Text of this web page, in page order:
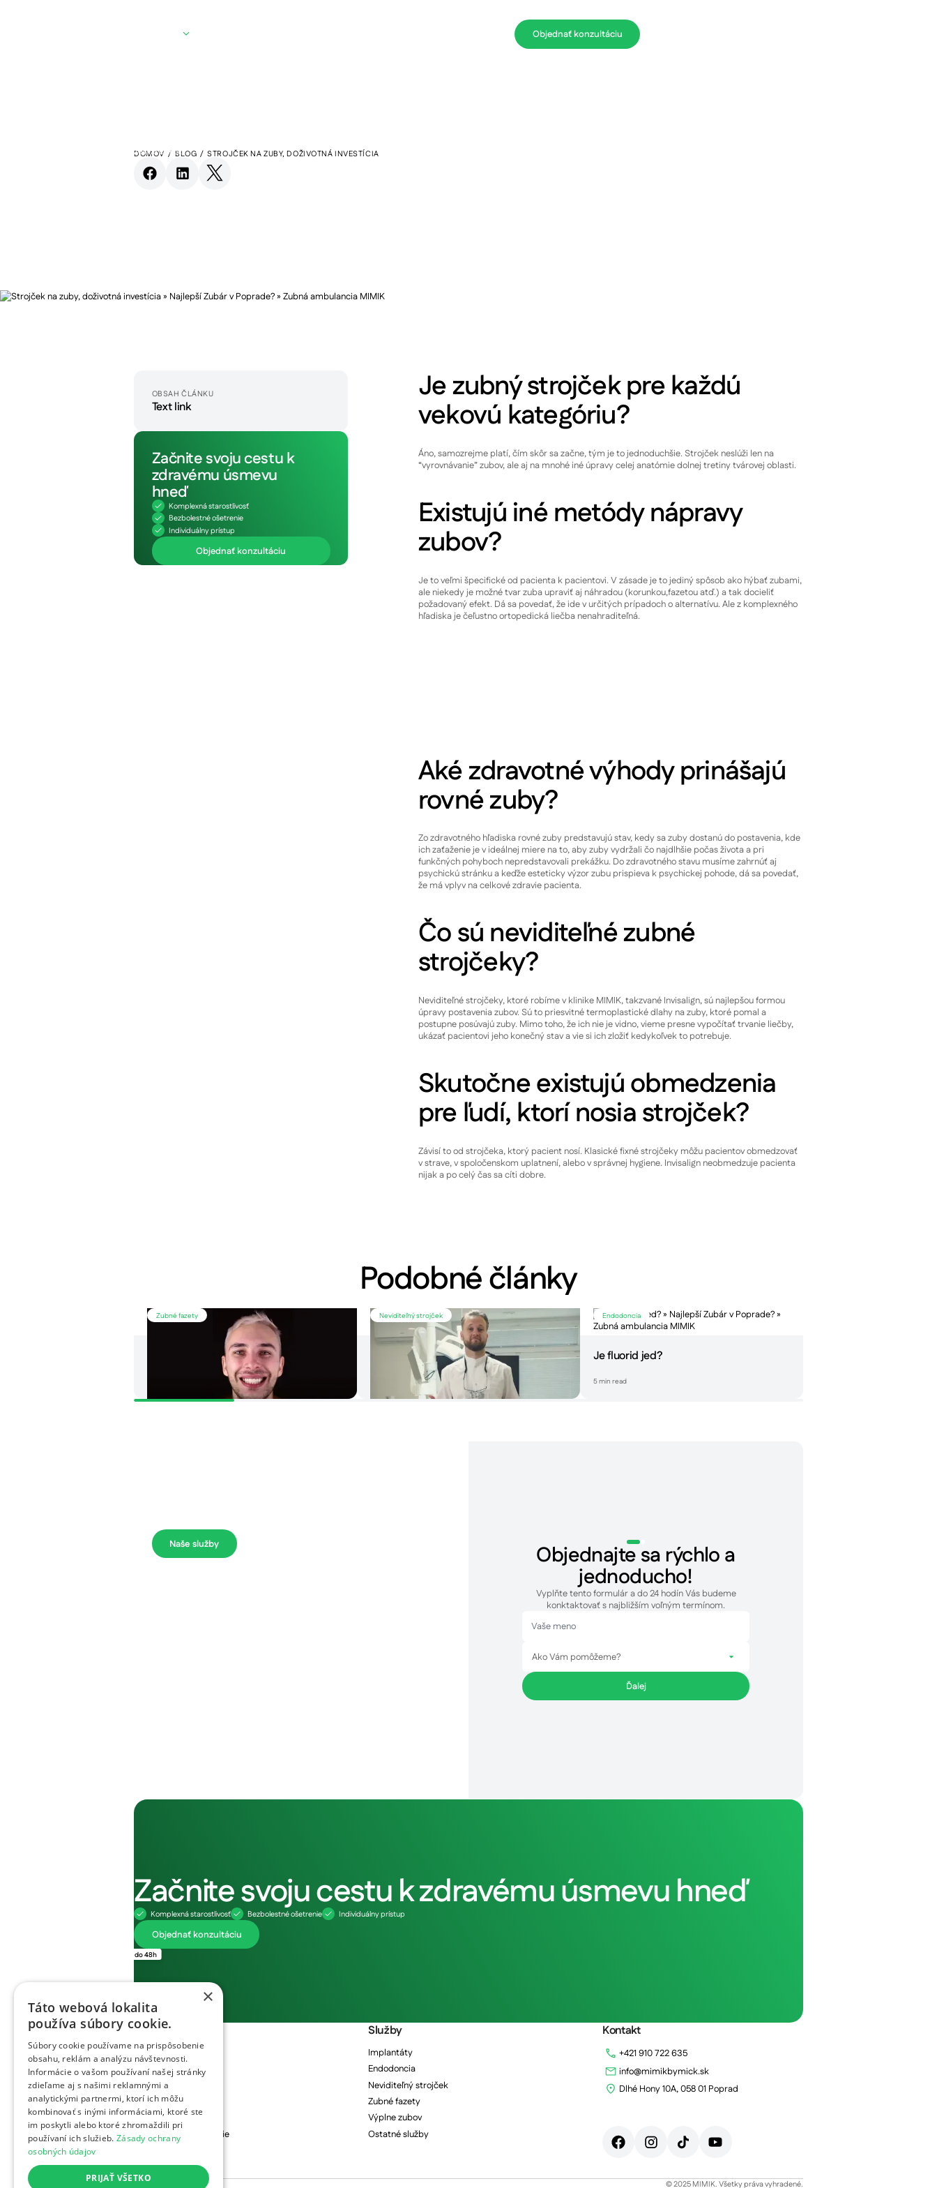
+421 910 722 635 Objednať konzultáciu
DOMOV / BLOG
BLOG / STROJČEK NA ZUBY, DOŽIVOTNÁ INVESTÍCIA
Strojček na zuby, doživotná
Zdieľať článok
OBSAH ČLÁNKU
Text link
Začnite svoju cestu k
zdravému úsmevu
hneď
Komplexná starostlivosť
Bezbolestné ošetrenie
Individuálny prístup
Objednať konzultáciu
Je zubný strojček pre každú
vekovú kategóriu?
Áno, samozrejme platí, čím skôr sa začne, tým je to jednoduchšie. Strojček neslúži len na
“vyrovnávanie” zubov, ale aj na mnohé iné úpravy celej anatómie dolnej tretiny tvárovej oblasti.
Existujú iné metódy nápravy
zubov?
Je to veľmi špecifické od pacienta k pacientovi. V zásade je to jediný spôsob ako hýbať zubami,
ale niekedy je možné tvar zuba upraviť aj náhradou (korunkou,fazetou atď.) a tak docieliť
požadovaný efekt. Dá sa povedať, že ide v určitých prípadoch o alternatívu. Ale z komplexného
hľadiska je čeľustno ortopedická liečba nenahraditeľná.
Aké zdravotné výhody prinášajú
rovné zuby?
Zo zdravotného hľadiska rovné zuby predstavujú stav, kedy sa zuby dostanú do postavenia, kde
ich zaťaženie je v ideálnej miere na to, aby zuby vydržali čo najdlhšie počas života a pri
funkčných pohyboch nepredstavovali prekážku. Do zdravotného stavu musíme zahrnúť aj
psychickú stránku a keďže esteticky výzor zubu prispieva k psychickej pohode, dá sa povedať,
že má vplyv na celkové zdravie pacienta.
Čo sú neviditeľné zubné
strojčeky?
Neviditeľné strojčeky, ktoré robíme v klinike MIMIK, takzvané Invisalign, sú najlepšou formou
úpravy postavenia zubov. Sú to priesvitné termoplastické dlahy na zuby, ktoré pomal a
postupne posúvajú zuby. Mimo toho, že ich nie je vidno, vieme presne vypočítať trvanie liečby,
ukázať pacientovi jeho konečný stav a vie si ich zložiť kedykoľvek to potrebuje.
Skutočne existujú obmedzenia
pre ľudí, ktorí nosia strojček?
Závisí to od strojčeka, ktorý pacient nosí. Klasické fixné strojčeky môžu pacientov obmedzovať
v strave, v spoločenskom uplatnení, alebo v správnej hygiene. Invisalign neobmedzuje pacienta
nijak a po celý čas sa cíti dobre.
Podobné články
Zubné fazety
Chcem nový úsmev. Aké sú moje
článok
Neviditeľný strojček
7 najčastejších otázok o strojčekoch
článok
Endodoncia
Je fluorid jed?
5min read
článok
Naše služby
Objednajte sa rýchlo a
jednoducho!
Vyplňte tento formulár a do 24 hodín Vás budeme
konktaktovať s najbližším voľným termínom.
Ako Vám pomôžeme?
Ďalej
Začnite svoju cestu k zdravému úsmevu hneď
Komplexná starostlivosť Bezbolestné ošetrenie Individuálny prístup
Objednať konzultáciu
Termín do 48h
Klinika
Služby
Cenník
Blog
O nás
Invisalign
Estetické rekonštrukcie
Služby
Implantáty
Endodoncia
Neviditeľný strojček
Zubné fazety
Výplne zubov
Ostatné služby
Kontakt
+421 910 722 635
info@mimikbymick.sk
Dlhé Hony 10A, 058 01 Poprad
Cookies © 2025 MIMIK. Všetky práva vyhradené.
×
Táto webová lokalita
používa súbory cookie.
Súbory cookie používame na prispôsobenie
obsahu, reklám a analýzu návštevnosti.
Informácie o vašom používaní našej stránky
zdieľame aj s našimi reklamnými a
analytickými partnermi, ktorí ich môžu
kombinovať s inými informáciami, ktoré ste
im poskytli alebo ktoré zhromaždili pri
používaní ich služieb. Zásady ochrany
osobných údajov
PRIJAŤ VŠETKO